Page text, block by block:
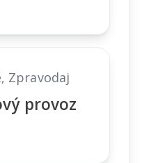
Zpravodaj
provoz